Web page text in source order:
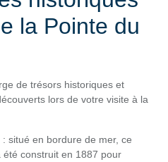
la Pointe du
de trésors historiques et
lors de votre visite à la
: situé en bordure de mer, ce
construit en 1887 pour